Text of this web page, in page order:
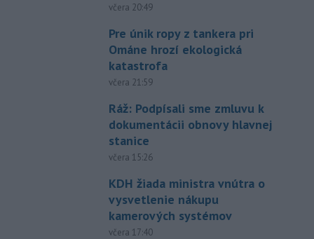
včera 20:49
Pre únik ropy z tankera pri
Ománe hrozí ekologická
katastrofa
včera 21:59
Ráž: Podpísali sme zmluvu k
dokumentácii obnovy hlavnej
stanice
včera 15:26
KDH žiada ministra vnútra o
vysvetlenie nákupu
kamerových systémov
včera 17:40